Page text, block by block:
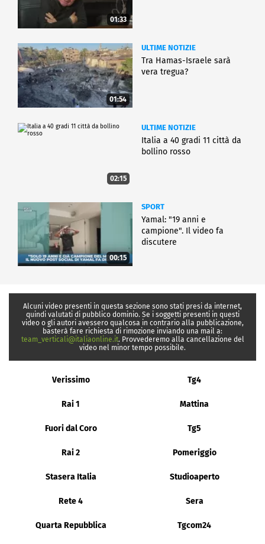
01:33
01:54
ULTIME NOTIZIE
Tra Hamas-Israele sarà
vera tregua?
02:15
ULTIME NOTIZIE
Italia a 40 gradi 11 città da
bollino rosso
00:15
SPORT
Yamal: "19 anni e
campione". Il video fa
discutere
Alcuni video presenti in questa sezione sono stati presi da internet,
quindi valutati di pubblico dominio. Se i soggetti presenti in questi
video o gli autori avessero qualcosa in contrario alla pubblicazione,
basterà fare richiesta di rimozione inviando una mail a:
team_verticali@italiaonline.it. Provvederemo alla cancellazione del
video nel minor tempo possibile.
Verissimo Tg4
Rai 1 Mattina
Fuori dal Coro Tg5
Rai 2 Pomeriggio
Stasera Italia Studioaperto
Rete 4 Sera
Quarta Repubblica Tgcom24